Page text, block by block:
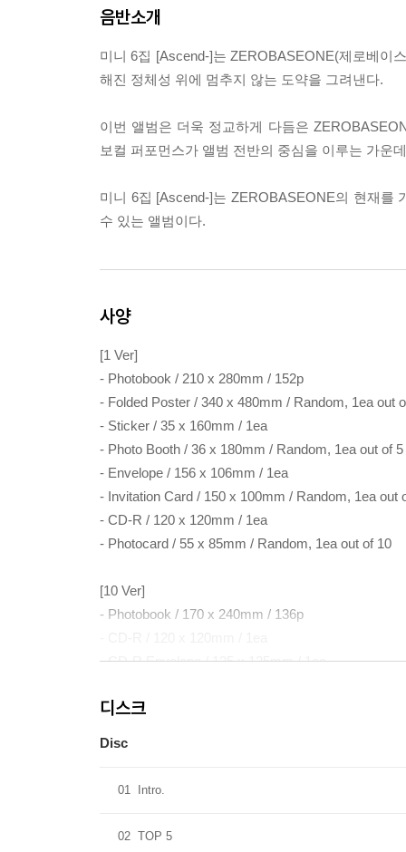
음반소개
미니 6집 [Ascend-]는 ZEROBASEONE(제로베이
해진 정체성 위에 멈추지 않는 도약을 그려낸다.
이번 앨범은 더욱 정교하게 다듬은
보컬 퍼포먼스가 앨범 전반의 중심을 이루는 가운
미니 6집 [Ascend-]는 ZEROBASEONE의 현재를
수 있는 앨범이다.
사양
[1 Ver]
- Photobook / 210 x 280mm / 152p
- Folded Poster / 340 x 480mm / Random, 1ea out
- Sticker / 35 x 160mm / 1ea
- Photo Booth / 36 x 180mm / Random, 1ea out of 5
- Envelope / 156 x 106mm / 1ea
- Invitation Card / 150 x 100mm / Random, 1ea out
- CD-R / 120 x 120mm / 1ea
- Photocard / 55 x 85mm / Random, 1ea out of 10
[10 Ver]
- Photobook / 170 x 240mm / 136p
- CD-R Envelope / 125 x 125mm / 1ea
- Accordion Booklet / 1ea
디스크
Disc
01 Intro.
02 TOP 5